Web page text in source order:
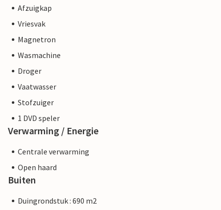
Afzuigkap
Vriesvak
Magnetron
Wasmachine
Droger
Vaatwasser
Stofzuiger
1 DVD speler
Verwarming / Energie
Centrale verwarming
Open haard
Buiten
Duingrondstuk : 690 m2